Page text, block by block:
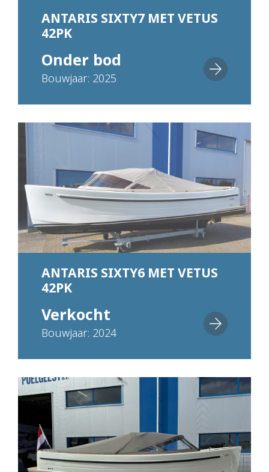
ANTARIS SIXTY7 MET VETUS
42PK
Onder bod
Bouwjaar: 2025
ANTARIS SIXTY6 MET VETUS
42PK
Verkocht
Bouwjaar: 2024